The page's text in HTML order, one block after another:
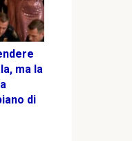
ma la
di